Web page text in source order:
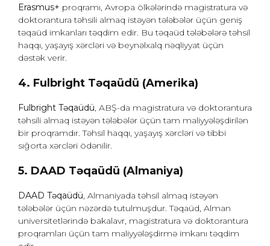
Erasmus+ proqramı, Avropa ölkələrində magistratura və
doktorantura təhsili almaq istəyən tələbələr üçün geniş
təqaüd imkanları təqdim edir. Bu təqaüd tələbələrə təhsil
haqqı, yaşayış xərcləri və beynəlxalq nəqliyyat üçün
dəstək verir.
4. Fulbright Təqaüdü (Amerika)
Fulbright Təqaüdü, ABŞ-da magistratura və doktorantura
təhsili almaq istəyən tələbələr üçün tam maliyyələşdirilən
bir proqramdır. Təhsil haqqı, yaşayış xərcləri və tibbi
sığorta xərcləri ödənilir.
5. DAAD Təqaüdü (Almaniya)
DAAD Təqaüdü, Almaniyada təhsil almaq istəyən
tələbələr üçün nəzərdə tutulmuşdur. Təqaüd, Alman
universitetlərində bakalavr, magistratura və doktorantura
proqramları üçün tam maliyyələşdirmə imkanı təqdim